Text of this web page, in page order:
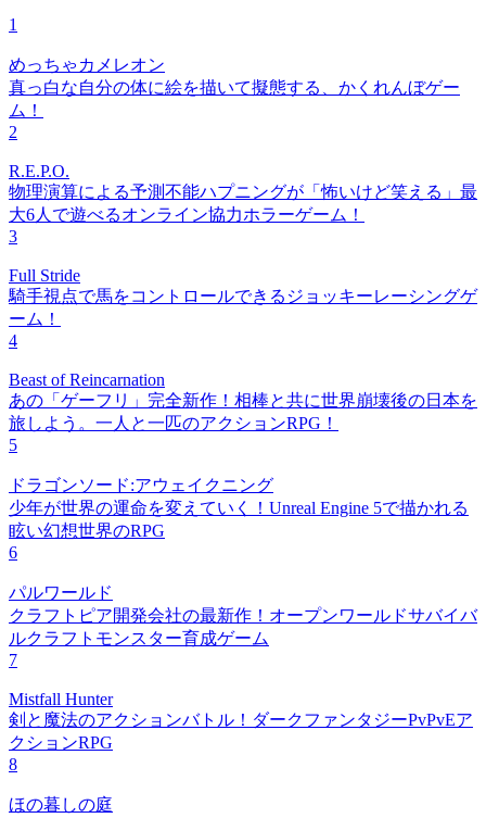
1
めっちゃカメレオン
真っ白な自分の体に絵を描いて擬態する、かくれんぼゲー
ム！
2
R.E.P.O.
物理演算による予測不能ハプニングが「怖いけど笑える」最
大6人で遊べるオンライン協力ホラーゲーム！
3
Full Stride
騎手視点で馬をコントロールできるジョッキーレーシングゲ
ーム！
4
Beast of Reincarnation
あの「ゲーフリ」完全新作！相棒と共に世界崩壊後の日本を
旅しよう。一人と一匹のアクションRPG！
5
ドラゴンソード:アウェイクニング
少年が世界の運命を変えていく！Unreal Engine 5で描かれる
眩い幻想世界のRPG
6
パルワールド
クラフトピア開発会社の最新作！オープンワールドサバイバ
ルクラフトモンスター育成ゲーム
7
Mistfall Hunter
剣と魔法のアクションバトル！ダークファンタジーPvPvEア
クションRPG
8
ほの暮しの庭